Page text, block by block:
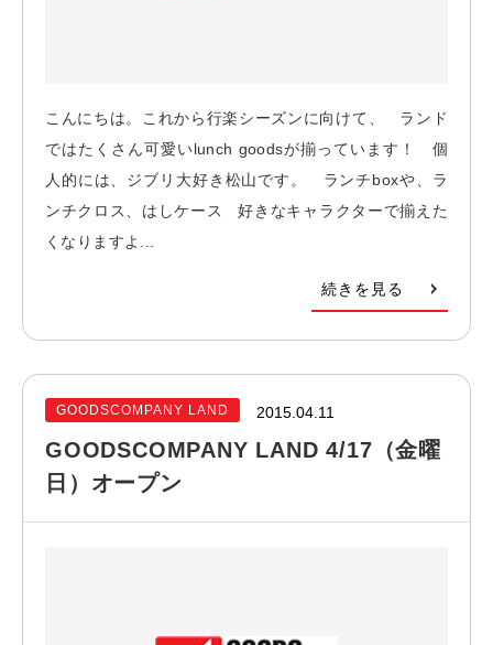
こんにちは。これから行楽シーズンに向けて、 ランド
ではたくさん可愛いlunch goodsが揃っています！ 個
人的には、ジブリ大好き松山です。 ランチboxや、ラ
ンチクロス、はしケース 好きなキャラクターで揃えた
くなりますよ...
続きを見る
GOODSCOMPANY LAND 2015.04.11
GOODSCOMPANY LAND 4/17（金曜
日）オープン